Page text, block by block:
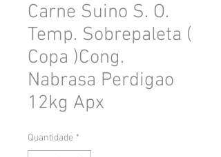
Carne Suino S. O.
Temp. Sobrepaleta (
Copa )Cong.
Nabrasa Perdigao
12kg Apx
Quantidade *